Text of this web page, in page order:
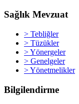
Sağlık Mevzuat
> Tebliğler
> Tüzükler
> Yönergeler
> Genelgeler
> Yönetmelikler
Bilgilendirme